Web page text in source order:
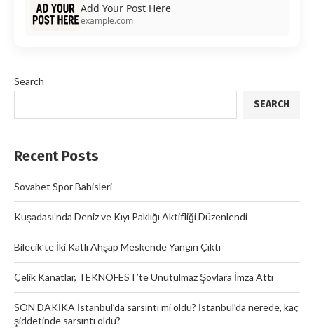
Add Your Post Here
example.com
Search
SEARCH
Recent Posts
Sovabet Spor Bahisleri
Kuşadası’nda Deniz ve Kıyı Paklığı Aktifliği Düzenlendi
Bilecik’te İki Katlı Ahşap Meskende Yangın Çıktı
Çelik Kanatlar, TEKNOFEST’te Unutulmaz Şovlara İmza Attı
SON DAKİKA İstanbul’da sarsıntı mi oldu? İstanbul’da nerede, kaç
şiddetinde sarsıntı oldu?